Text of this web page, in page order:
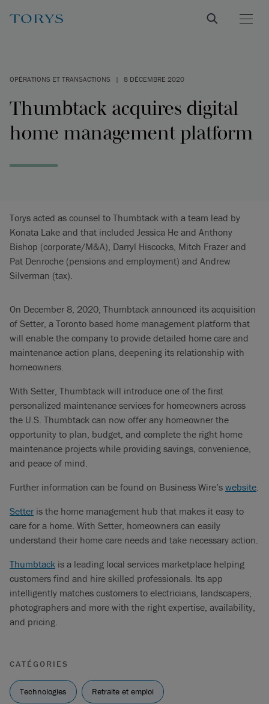
OPÉRATIONS ET TRANSACTIONS | 8 DÉCEMBRE 2020
Thumbtack acquires digital
home management platform
Torys acted as counsel to Thumbtack with a team lead by
Konata Lake and that included Jessica He and Anthony
Bishop (corporate/M&A), Darryl Hiscocks, Mitch Frazer and
Pat Denroche (pensions and employment) and Andrew
Silverman (tax).
On December 8, 2020, Thumbtack announced its acquisition
of Setter, a Toronto based home management platform that
will enable the company to provide detailed home care and
maintenance action plans, deepening its relationship with
homeowners.
With Setter, Thumbtack will introduce one of the first
personalized maintenance services for homeowners across
the U.S. Thumbtack can now offer any homeowner the
opportunity to plan, budget, and complete the right home
maintenance projects while providing savings, convenience,
and peace of mind.
Further information can be found on Business Wire’s website.
Setter is the home management hub that makes it easy to
care for a home. With Setter, homeowners can easily
understand their home care needs and take necessary action.
Thumbtack is a leading local services marketplace helping
customers find and hire skilled professionals. Its app
intelligently matches customers to electricians, landscapers,
photographers and more with the right expertise, availability,
and pricing.
CATÉGORIES
Technologies Retraite et emploi